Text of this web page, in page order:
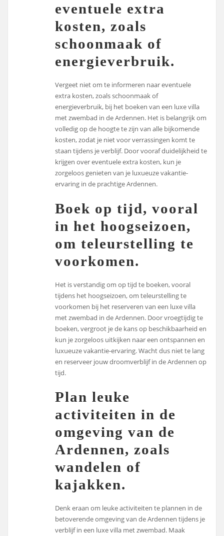
eventuele extra
kosten, zoals
schoonmaak of
energieverbruik.
Vergeet niet om te informeren naar eventuele
extra kosten, zoals schoonmaak of
energieverbruik, bij het boeken van een luxe villa
met zwembad in de Ardennen. Het is belangrijk om
volledig op de hoogte te zijn van alle bijkomende
kosten, zodat je niet voor verrassingen komt te
staan tijdens je verblijf. Door vooraf duidelijkheid te
krijgen over eventuele extra kosten, kun je
zorgeloos genieten van je luxueuze vakantie-
ervaring in de prachtige Ardennen.
Boek op tijd, vooral
in het hoogseizoen,
om teleurstelling te
voorkomen.
Het is verstandig om op tijd te boeken, vooral
tijdens het hoogseizoen, om teleurstelling te
voorkomen bij het reserveren van een luxe villa
met zwembad in de Ardennen. Door vroegtijdig te
boeken, vergroot je de kans op beschikbaarheid en
kun je zorgeloos uitkijken naar een ontspannen en
luxueuze vakantie-ervaring. Wacht dus niet te lang
en reserveer jouw droomverblijf in de Ardennen op
tijd.
Plan leuke
activiteiten in de
omgeving van de
Ardennen, zoals
wandelen of
kajakken.
Denk eraan om leuke activiteiten te plannen in de
betoverende omgeving van de Ardennen tijdens je
verblijf in een luxe villa met zwembad. Maak